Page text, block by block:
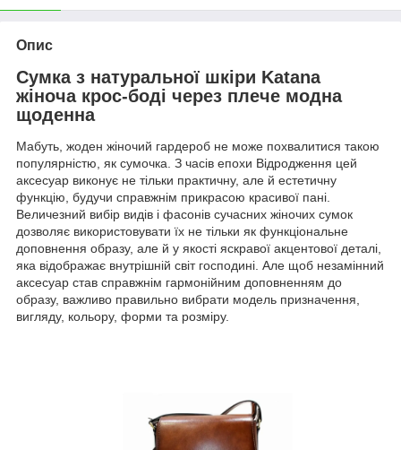
Опис
Сумка з натуральної шкіри Katana
жіноча крос-боді через плече модна
щоденна
Мабуть, жоден жіночий гардероб не може похвалитися такою
популярністю, як сумочка. З часів епохи Відродження цей
аксесуар виконує не тільки практичну, але й естетичну
функцію, будучи справжнім прикрасою красивої пані.
Величезний вибір видів і фасонів сучасних жіночих сумок
дозволяє використовувати їх не тільки як функціональне
доповнення образу, але й у якості яскравої акцентової деталі,
яка відображає внутрішній світ господині. Але щоб незамінний
аксесуар став справжнім гармонійним доповненням до
образу, важливо правильно вибрати модель призначення,
вигляду, кольору, форми та розміру.